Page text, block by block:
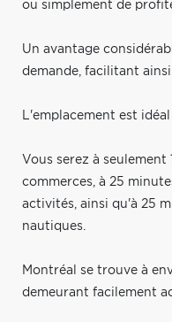
ou simplement de
Un avantage
demande, facilitant
L'emplacement est
Vous serez à
commerces, à 25
activités, ainsi qu'à 25
nautiques.
Montréal se trouve à
demeurant facilement